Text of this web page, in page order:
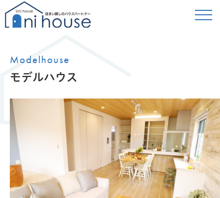
Modelhouse
モデルハウス